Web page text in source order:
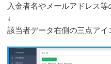
入金者名やメールアドレス
↓
該当者データ右側の三点アイ